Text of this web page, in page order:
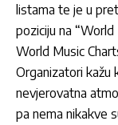
listama te je u
poziciju na
World Music
Organizatori kažu
nevjerovatna
pa nema nikakve